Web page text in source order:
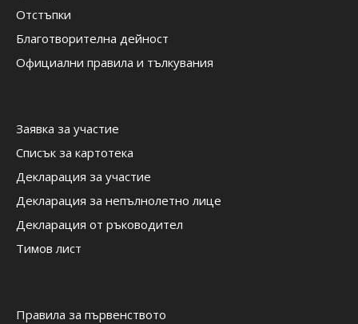
Отстъпки
Благотворителна дейност
Официални правила и тълкувания
Заявка за участие
Списък за картотека
Декларация за участие
Декларация за непълнолетно лице
Декларация от ръководител
Тимов лист
Правила за първенството